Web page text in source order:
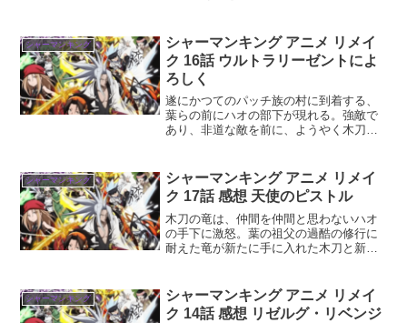
シャーマンキング
シャーマンキング アニメ リメイ
ク 16話 ウルトラリーゼントによ
ろしく
遂にかつてのパッチ族の村に到着する、
葉らの前にハオの部下が現れる。強敵で
あり、非道な敵を前に、ようやく木刀の
シャーマンキング
シャーマンキング アニメ リメイ
ク 17話 感想 天使のピストル
木刀の竜は、仲間を仲間と思わないハオ
の手下に激怒。葉の祖父の過酷の修行に
耐えた竜が新たに手に入れた木刀と新必
シャーマンキング
シャーマンキング アニメ リメイ
ク 14話 感想 リゼルグ・リベンジ